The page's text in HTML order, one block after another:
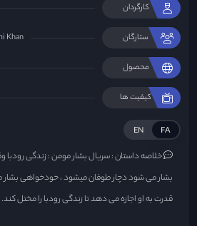
کارگردان
ستارگان Khan
محصول
کیفیت ها
FA
EN
خلاصه داستان :سریال بشار مومن : زندگی رودبا
بشار می شود دچار طوفان میشود ، خودخواهی بشار
قدرت به او اجازه می دهد تا زندگی رودبا را مختل